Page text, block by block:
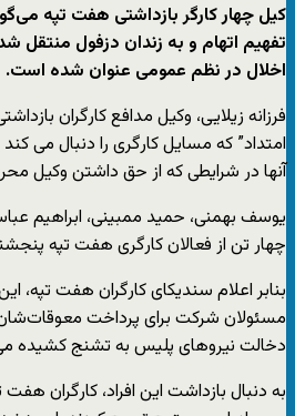
کیل چهار کارگر بازداشتی هفت تپه
تفهیم اتهام و به زندان دزفول منتقل
اخلال در نظم عمومی عنوان شده است.
فرزانه زیلایی، وکیل مدافع کارگران
امتداد” که مسایل کارگری را دنبال می
آنها در شرایطی که از حق داشتن وکیل
یوسف بهمنی، حمید ممبینی، ابراهیم
چهار تن از فعالان کارگری هفت‌ تپه پنجشنبه ۸ آبان بازداشت
بنابر اعلام سندیکای کارگران هفت تپه،
مسئولان شرکت برای پرداخت معوقات‌شان
دخالت نیرو‌های پلیس به تشنج کشیده
به دنبال بازداشت این افراد، کارگران